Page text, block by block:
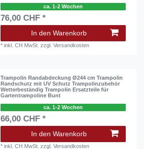
ca. 1-2 Wochen
76,00 CHF *
In den Warenkorb
*inkl. CH MwSt. zzgl.Versandkosten
Trampolin Randabdeckung Ø244 cm Trampolin
Randschutz mit UV Schutz Trampolinzubehör
Wetterbeständig Trampolin Ersatzteile für
Gartentrampoline Bunt
ca. 1-2 Wochen
66,00 CHF *
In den Warenkorb
*inkl. CH MwSt. zzgl.Versandkosten